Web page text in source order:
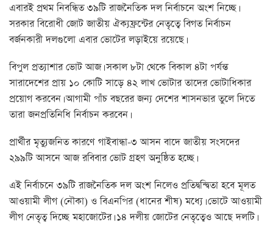
এবারই প্রথম নিবন্ধিত ৩৯টি রাজনৈতিক দল নির্বাচনে অংশ নিচ্ছে।
সরকার বিরোধী জোট জাতীয় ঐক্যফ্রন্টের নেতৃত্বে বিগত নির্বাচন
বর্জনকারী দলগুলো এবার ভোটের লড়াইয়ে রয়েছে।
বিপুল প্রত্যাশার ভোট আজ। সকাল ৮টা থেকে বিকাল ৪টা পর্যন্ত
সারাদেশের প্রায় ১০ কোটি সাড়ে ৪২ লাখ ভোটার তাদের ভোটাধিকার
প্রয়োগ করবেন। আগামী পাঁচ বছরের জন্য দেশের শাসনভার তুলে দিতে
তারা জনপ্রতিনিধি নির্বাচন করবেন।
প্রার্থীর মৃত্যুজনিত কারণে গাইবান্ধা-৩ আসন বাদে জাতীয় সংসদের
২৯৯টি আসনে আজ রবিবার ভোট গ্রহণ অনুষ্ঠিত হচ্ছে।
এই নির্বাচনে ৩৯টি রাজনৈতিক দল অংশ নিলেও প্রতিদ্বন্দ্বিতা হবে মূলত
আওয়ামী লীগ (নৌকা) ও বিএনপির (ধানের শীষ) মধ্যে। ভোটে আওয়ামী
লীগ নেতৃত্ব দিচ্ছে মহাজোটের। ১৪ দলীয় জোটের নেতৃত্বেও আছে দলটি।